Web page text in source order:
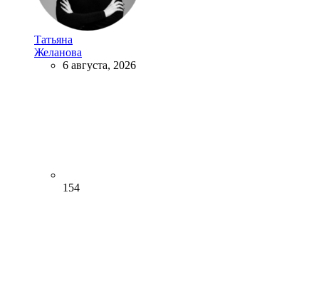
Татьяна
Желанова
6 августа, 2026
154